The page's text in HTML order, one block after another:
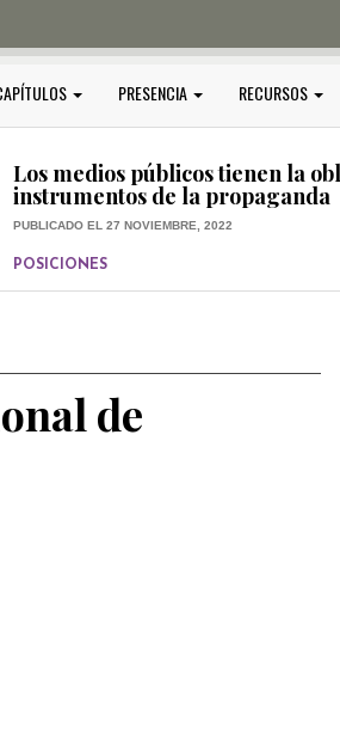
PRESENCIA RECURSOS
PUBLICADO EL 17 DICIEMBRE, 2022
Los medios públicos tienen la
instrumentos de la propaganda
PUBLICADO EL 27 NOVIEMBRE, 2022
POSICIONES
Consejos ciudadanos e IFT
de